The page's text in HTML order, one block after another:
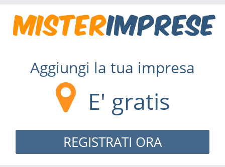
Aggiungi la tua impresa
E' gratis
REGISTRATI ORA